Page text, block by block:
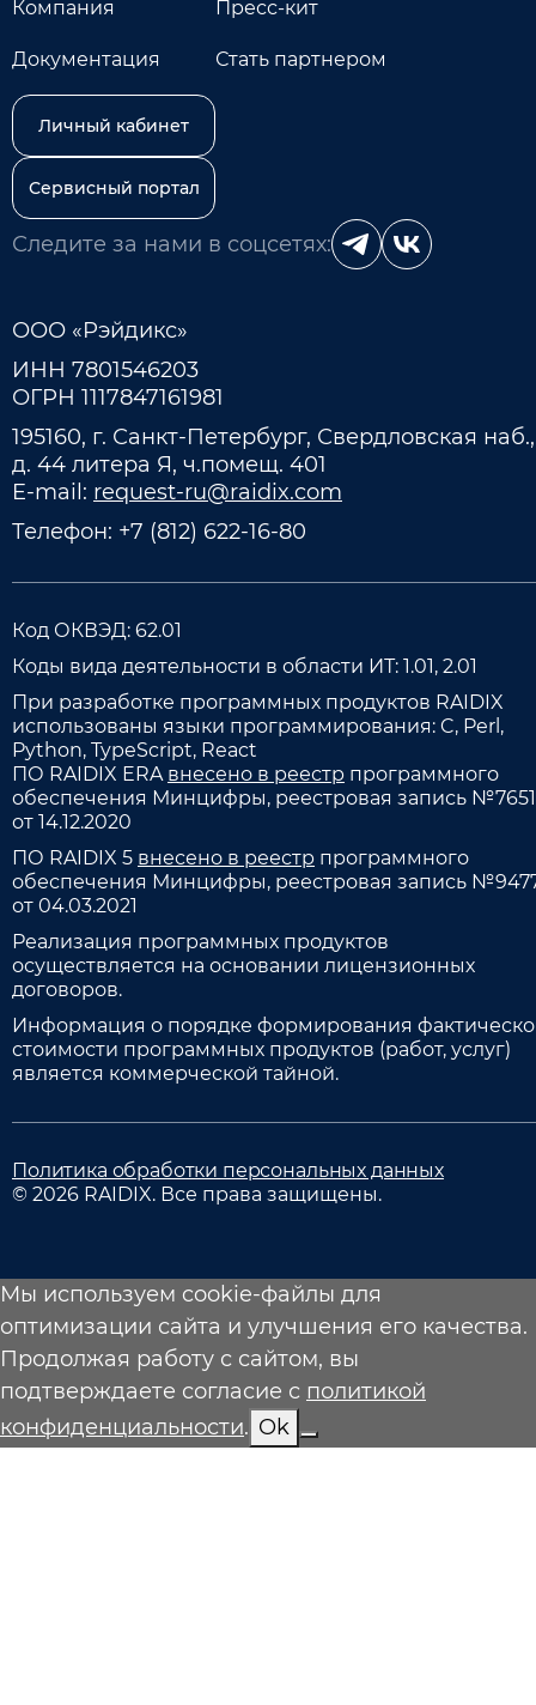
Компания
Документация
Пресс-кит
Стать партнером
Личный кабинет
Сервисный портал
Следите за нами в соцсетях:
ООО «Рэйдикс»
ИНН 7801546203
ОГРН 1117847161981
195160, г. Санкт-Петербург, Свердловская наб.,
д. 44 литера Я, ч.помещ. 401
E-mail: request-ru@raidix.com
Телефон: +7 (812) 622-16-80
Код ОКВЭД: 62.01
Коды вида деятельности в области ИТ: 1.01, 2.01
При разработке программных продуктов RAIDIX
использованы языки программирования: C, Perl,
Python, TypeScript, React
ПО RAIDIX ERA внесено в реестр программного
обеспечения Минцифры, реестровая запись №7651
от 14.12.2020
ПО RAIDIX 5 внесено в реестр программного
обеспечения Минцифры, реестровая запись
от 04.03.2021
Реализация программных продуктов
осуществляется на основании лицензионных
договоров.
Информация о порядке формирования
стоимости программных продуктов (работ, услуг)
является коммерческой тайной.
© 2026 RAIDIX. Все права защищены.
Политика обработки персональных данных
Мы используем cookie-файлы для
оптимизации сайта и улучшения его качества.
Продолжая работу с сайтом, вы
подтверждаете согласие с политикой
конфиденциальности. Ok